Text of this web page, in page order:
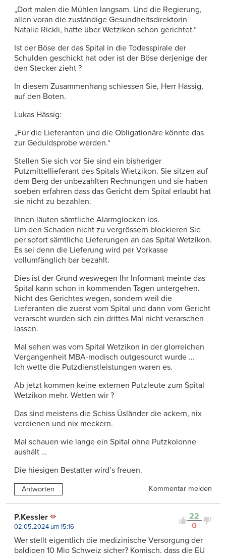
„Dort malen die Mühlen langsam. Und die Regierung,
allen voran die zuständige Gesundheitsdirektorin
Natalie Rickli, hatte über Wetzikon schon gerichtet.“
Ist der Böse der das Spital in die Todesspirale der
Schulden geschickt hat oder ist der Böse derjenige der
den Stecker zieht ?
In diesem Zusammenhang schiessen Sie, Herr Hässig,
auf den Boten.
Lukas Hässig:
„Für die Lieferanten und die Obligationäre könnte das
zur Geduldsprobe werden.“
Stellen Sie sich vor Sie sind ein bisheriger
Putzmittellieferant des Spitals Wietzikon. Sie sitzen auf
dem Berg der unbezahlten Rechnungen und sie haben
soeben erfahren dass das Gericht dem Spital erlaubt hat
sie nicht zu bezahlen.
Ihnen läuten sämtliche Alarmglocken los.
Um den Schaden nicht zu vergrössern blockieren Sie
per sofort sämtliche Lieferungen an das Spital Wetzikon.
Es sei denn die Lieferung wird per Vorkasse
vollumfänglich bar bezahlt.
Dies ist der Grund weswegen Ihr Informant meinte das
Spital kann schon in kommenden Tagen untergehen.
Nicht des Gerichtes wegen, sondern weil die
Lieferanten die zuerst vom Spital und dann vom Gericht
verarscht wurden sich ein drittes Mal nicht verarschen
lassen.
Mal sehen was vom Spital Wetzikon in der glorreichen
Vergangenheit MBA-modisch outgesourct wurde …
Ich wette die Putzdienstleistungen waren es.
Ab jetzt kommen keine externen Putzleute zum Spital
Wetzikon mehr. Wetten wir ?
Das sind meistens die Schiss Üsländer die ackern, nix
verdienen und nix meckern.
Mal schauen wie lange ein Spital ohne Putzkolonne
aushält …
Die hiesigen Bestatter wird’s freuen.
Antworten Kommentar melden
22
0
P.Kessler
02.05.2024 um 15:16
Wer stellt eigentlich die medizinische Versorgung der
baldigen 10 Mio Schweiz sicher? Komisch, dass die EU